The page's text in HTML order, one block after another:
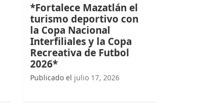
*Fortalece Mazatlán el
turismo deportivo con
la Copa Nacional
Interfiliales y la Copa
Recreativa de Futbol
2026*
Publicado el julio 17, 2026